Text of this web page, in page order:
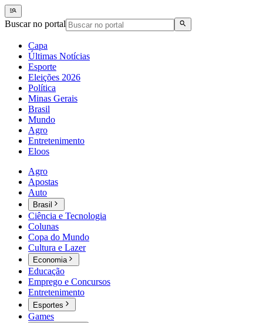
Buscar no portal
Capa
Últimas Notícias
Esporte
Eleições 2026
Política
Minas Gerais
Brasil
Mundo
Agro
Entretenimento
Eloos
Agro
Apostas
Auto
Brasil
Ciência e Tecnologia
Colunas
Copa do Mundo
Cultura e Lazer
Economia
Educação
Emprego e Concursos
Entretenimento
Esportes
Games